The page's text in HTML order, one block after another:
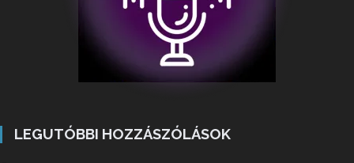
LEGUTÓBBI HOZZÁSZÓLÁSOK